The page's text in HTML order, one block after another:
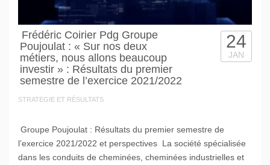
Frédéric Coirier Pdg Groupe
Poujoulat : « Sur nos deux
métiers, nous allons beaucoup
investir » : Résultats du premier
semestre de l’exercice 2021/2022
STRATEGIE ET RÉSULTATS
24
JAN
Groupe Poujoulat : Résultats du premier semestre de
l’exercice 2021/2022 et perspectives La société spécialisée
dans les conduits de cheminées, cheminées industrielles et